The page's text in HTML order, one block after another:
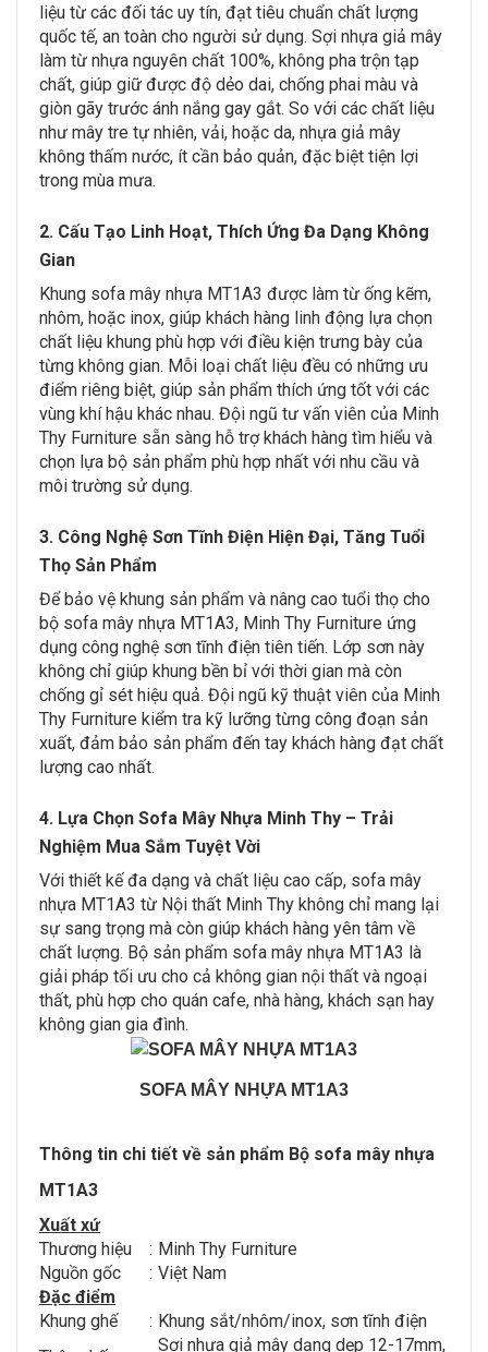
liệu từ các đối tác uy tín, đạt tiêu chuẩn chất lượng
quốc tế, an toàn cho người sử dụng. Sợi nhựa giả mây
làm từ nhựa nguyên chất 100%, không pha trộn tạp
chất, giúp giữ được độ dẻo dai, chống phai màu và
giòn gãy trước ánh nắng gay gắt. So với các chất liệu
như mây tre tự nhiên, vải, hoặc da, nhựa giả mây
không thấm nước, ít cần bảo quản, đặc biệt tiện lợi
trong mùa mưa.
2. Cấu Tạo Linh Hoạt, Thích Ứng Đa Dạng Không
Gian
Khung sofa mây nhựa MT1A3 được làm từ ống kẽm,
nhôm, hoặc inox, giúp khách hàng linh động lựa chọn
chất liệu khung phù hợp với điều kiện trưng bày của
từng không gian. Mỗi loại chất liệu đều có những ưu
điểm riêng biệt, giúp sản phẩm thích ứng tốt với các
vùng khí hậu khác nhau. Đội ngũ tư vấn viên của Minh
Thy Furniture sẵn sàng hỗ trợ khách hàng tìm hiểu và
chọn lựa bộ sản phẩm phù hợp nhất với nhu cầu và
môi trường sử dụng.
3. Công Nghệ Sơn Tĩnh Điện Hiện Đại, Tăng Tuổi
Thọ Sản Phẩm
Để bảo vệ khung sản phẩm và nâng cao tuổi thọ cho
bộ sofa mây nhựa MT1A3, Minh Thy Furniture ứng
dụng công nghệ sơn tĩnh điện tiên tiến. Lớp sơn này
không chỉ giúp khung bền bỉ với thời gian mà còn
chống gỉ sét hiệu quả. Đội ngũ kỹ thuật viên của Minh
Thy Furniture kiểm tra kỹ lưỡng từng công đoạn sản
xuất, đảm bảo sản phẩm đến tay khách hàng đạt chất
lượng cao nhất.
4. Lựa Chọn Sofa Mây Nhựa Minh Thy – Trải
Nghiệm Mua Sắm Tuyệt Vời
Với thiết kế đa dạng và chất liệu cao cấp, sofa mây
nhựa MT1A3 từ Nội thất Minh Thy không chỉ mang lại
sự sang trọng mà còn giúp khách hàng yên tâm về
chất lượng. Bộ sản phẩm sofa mây nhựa MT1A3 là
giải pháp tối ưu cho cả không gian nội thất và ngoại
thất, phù hợp cho quán cafe, nhà hàng, khách sạn hay
không gian gia đình.
SOFA MÂY NHỰA MT1A3
Thông tin chi tiết về sản phẩm Bộ sofa mây nhựa
MT1A3
Xuất xứ
Thương hiệu
: Minh Thy Furniture
Nguồn gốc
: Việt Nam
Đặc điểm
Khung ghế
: Khung sắt/nhôm/inox, sơn tĩnh điện
Sợi nhựa giả mây dạng dẹp 12-17mm,